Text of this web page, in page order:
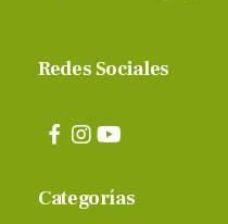
Redes Sociales
Categorías